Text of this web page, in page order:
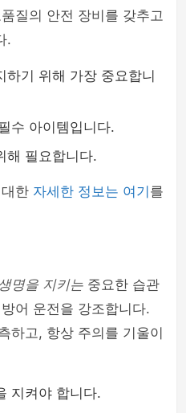
질의 안전 장비를 갖추고
.
하기 위해 가장 중요합니
수 아이템입니다.
해 필요합니다.
한 자세한 정보는 여기 를
생명을 지키는 중요한 습관
어 운전을 강조합니다.
하고, 항상 주의를 기울이
지켜야 합니다.